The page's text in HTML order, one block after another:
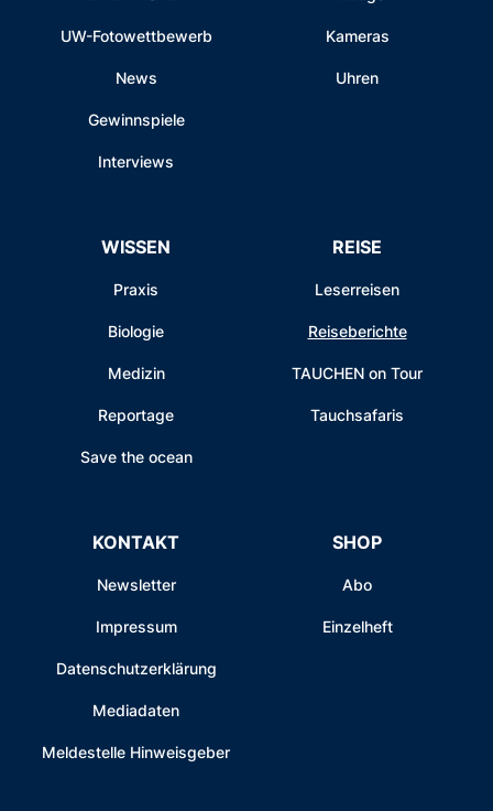
UW-Fotowettbewerb
News
Gewinnspiele
Interviews
Kameras
Uhren
WISSEN
Praxis
Biologie
Medizin
Reportage
Save the ocean
REISE
Leserreisen
Reiseberichte
TAUCHEN on Tour
Tauchsafaris
KONTAKT
Newsletter
Impressum
Datenschutzerklärung
Mediadaten
Meldestelle Hinweisgeber
SHOP
Abo
Einzelheft